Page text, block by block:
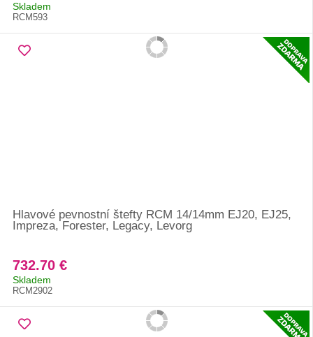
Skladem
RCM593
Hlavové pevnostní štefty RCM 14/14mm EJ20, EJ25,
Impreza, Forester, Legacy, Levorg
732.70 €
Skladem
RCM2902